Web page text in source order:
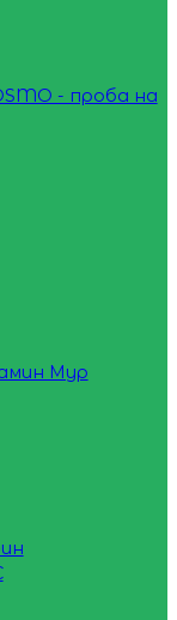
- проба на
Мур